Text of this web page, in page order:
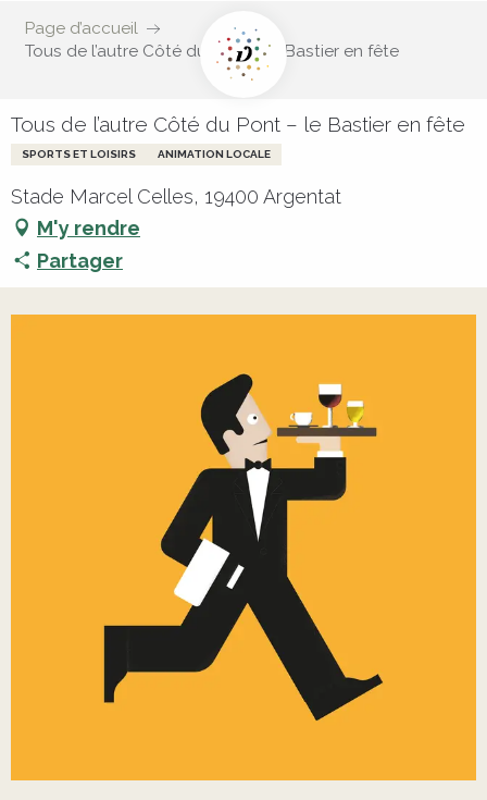
Page d’accueil
Tous de l’autre Côté du Pont – le Bastier en fête
Tous de l’autre Côté du Pont – le Bastier en fête
SPORTS ET LOISIRS ANIMATION LOCALE
Stade Marcel Celles, 19400 Argentat
M'y rendre
Partager